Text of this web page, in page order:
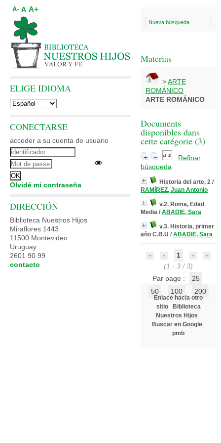
Nueva búsqueda
Materias
>ARTE
ROMÁNICO
ARTE ROMÁNICO
Documents
disponibles dans
cette catégorie (3)
Refinar
búsqueda
Historia del arte, 2 /
RAMÍREZ, Juan Antonio
v.2. Roma, Edad
Media / ABADIE, Sara
v.3. Historia, primer
año C.B.U / ABADIE, Sara
1
(1 - 3 / 3)
Par page :
25
50
100 200
Enlace hacia otro
sitio
Biblioteca
Nuestros Hijos
Buscar en Google
pmb
A- A A+
ELIGE IDIOMA
CONECTARSE
acceder a su cuenta de usuario
Olvidé mi contraseña
DIRECCIÓN
Biblioteca Nuestros Hijos
Miraflores 1443
11500 Montevideo
Uruguay
2601 90 99
contacto